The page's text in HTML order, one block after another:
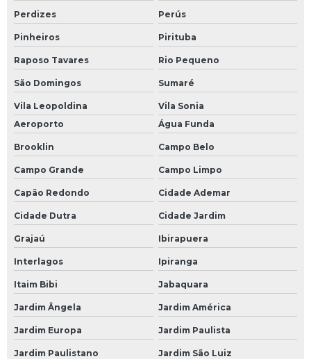
Medicina do trabalho pcmso
Nr 7 pcmso
Nr1 pgr
Pcmso admissional
Pcmso nr 7
Pgr conforme nr 1
Pgr da empresa
Ppp eletrônico esocial
Programa de conservação auditiva
Programa de controle médico de saúde ocupacional
Perdizes Perús
Pinheiros Pirituba
Raposo Tavares Rio Pequeno
São Domingos Sumaré
Vila Leopoldina
Vila Sonia
Aeroporto
Água Funda
Brooklin Campo Belo
Campo Grande Campo Limpo
Capão Redondo Cidade Ademar
Cidade Dutra Cidade Jardim
Grajaú Ibirapuera
Interlagos Ipiranga
Itaim Bibi Jabaquara
Jardim Ângela Jardim América
Jardim Europa Jardim Paulista
Jardim Paulistano Jardim São Luiz